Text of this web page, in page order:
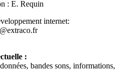
: E. Requin
internet:
:
bandes sons, informations,